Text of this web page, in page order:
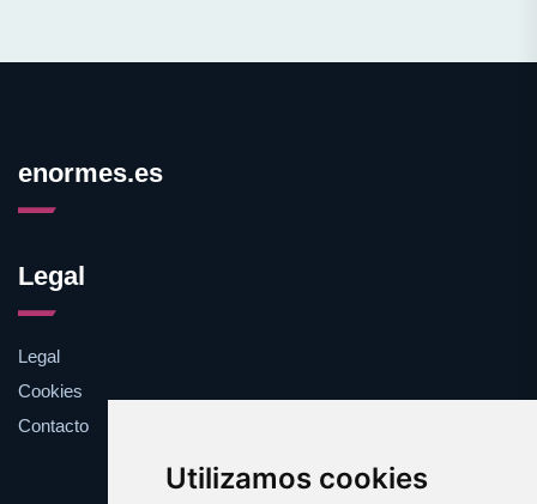
Utilizamos cookies
enormes.es
Legal
Legal
Cookies
Contacto